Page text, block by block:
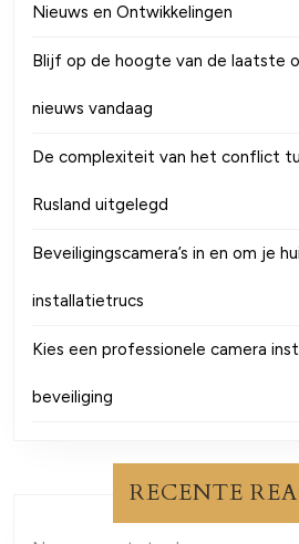
Nieuws en Ontwikkelingen
Blijf op de hoogte van de laatste
nieuws vandaag
De complexiteit van het conflict
Rusland uitgelegd
Beveiligingscamera’s in en om je
installatietrucs
Kies een professionele camera
beveiliging
RECENTE